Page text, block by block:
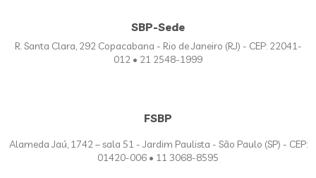
SBP-Sede
R. Santa Clara, 292 Copacabana - Rio de Janeiro (RJ) - CEP: 22041-
012 • 21 2548-1999
FSBP
Alameda Jaú, 1742 – sala 51 - Jardim Paulista - São Paulo (SP) - CEP:
01420-006 • 11 3068-8595